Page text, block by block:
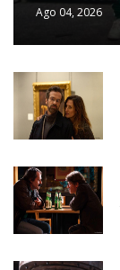
Ago 04, 2026